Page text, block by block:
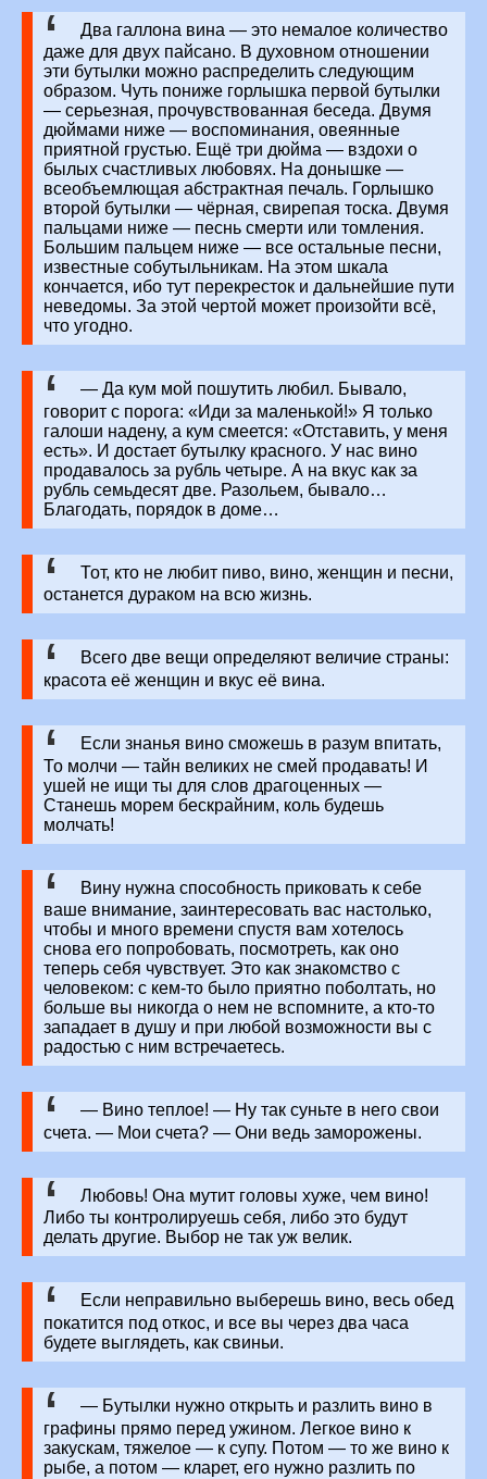
Два галлона вина — это немалое количество
даже для двух пайсано. В духовном отношении
эти бутылки можно распределить следующим
образом. Чуть пониже горлышка первой бутылки
— серьезная, прочувствованная беседа. Двумя
дюймами ниже — воспоминания, овеянные
приятной грустью. Ещё три дюйма — вздохи о
былых счастливых любовях. На донышке —
всеобъемлющая абстрактная печаль. Горлышко
второй бутылки — чёрная, свирепая тоска. Двумя
пальцами ниже — песнь смерти или томления.
Большим пальцем ниже — все остальные песни,
известные собутыльникам. На этом шкала
кончается, ибо тут перекресток и дальнейшие пути
неведомы. За этой чертой может произойти всё,
что угодно.
— Да кум мой пошутить любил. Бывало,
говорит с порога: «Иди за маленькой!» Я только
галоши надену, а кум смеется: «Отставить, у меня
есть». И достает бутылку красного. У нас вино
продавалось за рубль четыре. А на вкус как за
рубль семьдесят две. Разольем, бывало…
Благодать, порядок в доме…
Тот, кто не любит пиво, вино, женщин и песни,
останется дураком на всю жизнь.
Всего две вещи определяют величие страны:
красота её женщин и вкус её вина.
Если знанья вино сможешь в разум впитать,
То молчи — тайн великих не смей продавать! И
ушей не ищи ты для слов драгоценных —
Станешь морем бескрайним, коль будешь
молчать!
Вину нужна способность приковать к себе
ваше внимание, заинтересовать вас настолько,
чтобы и много времени спустя вам хотелось
снова его попробовать, посмотреть, как оно
теперь себя чувствует. Это как знакомство с
человеком: с кем-то было приятно поболтать, но
больше вы никогда о нем не вспомните, а кто-то
западает в душу и при любой возможности вы с
радостью с ним встречаетесь.
— Вино теплое! — Ну так суньте в него свои
счета. — Мои счета? — Они ведь заморожены.
Любовь! Она мутит головы хуже, чем вино!
Либо ты контролируешь себя, либо это будут
делать другие. Выбор не так уж велик.
Если неправильно выберешь вино, весь обед
покатится под откос, и все вы через два часа
будете выглядеть, как свиньи.
— Бутылки нужно открыть и разлить вино в
графины прямо перед ужином. Легкое вино к
закускам, тяжелое — к супу. Потом — то же вино к
рыбе, а потом — кларет, его нужно разлить по